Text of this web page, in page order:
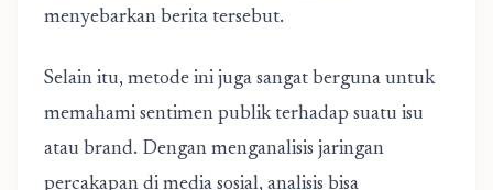
menyebarkan berita tersebut.
Selain itu, metode ini juga sangat berguna untuk
memahami sentimen publik terhadap suatu isu
atau brand. Dengan menganalisis jaringan
percakapan di media sosial, analisis bisa